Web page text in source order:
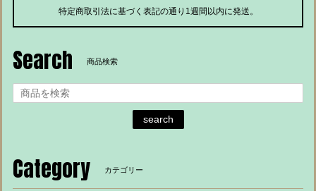
特定商取引法に基づく表記の通り1週間以内に発送。
Search 商品検索
search
Category カテゴリー